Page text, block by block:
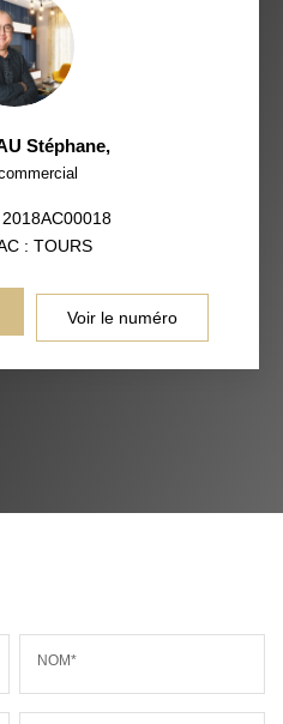
Stéphane,
2018AC00018
: TOURS
Voir le numéro
NOM*